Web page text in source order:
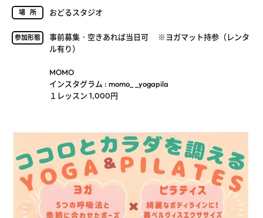
場所 おどるスタジオ
参加形態
事前募集・空きあれば当日可 ※ヨガマット持参（レンタ
ル有り）
MOMO
インスタグラム : momo_ _yogapila
１レッスン 1,000円